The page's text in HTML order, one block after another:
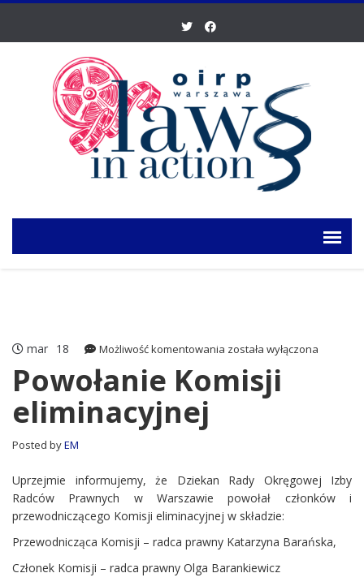
mar 18 Możliwość komentowania Powołanie
eliminacyjnej
została wyłączona
Powołanie Komisji
eliminacyjnej
Posted byEM
Uprzejmie informujemy, że Dziekan Rady Okręgowej Izby
Radców Prawnych w Warszawie powołał członków i
przewodniczącego Komisji eliminacyjnej w składzie:
Przewodnicząca Komisji – radca prawny Katarzyna Barańska,
Członek Komisji – radca prawny Olga Barankiewicz